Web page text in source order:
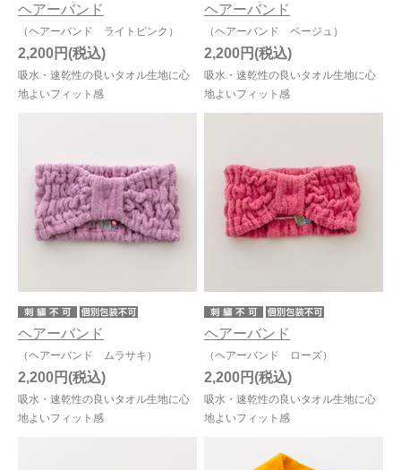
ヘアーバンド
（ヘアーバンド ライトピンク）
吸水・速乾性の良いタオル生地に心
地よいフィット感
2,200円
ヘアーバンド
（ヘアーバンド ベージュ）
吸水・速乾性の良いタオル生地に心
地よいフィット感
2,200円
ヘアーバンド
（ヘアーバンド ムラサキ）
吸水・速乾性の良いタオル生地に心
地よいフィット感
2,200円
ヘアーバンド
（ヘアーバンド ローズ）
吸水・速乾性の良いタオル生地に心
地よいフィット感
2,200円